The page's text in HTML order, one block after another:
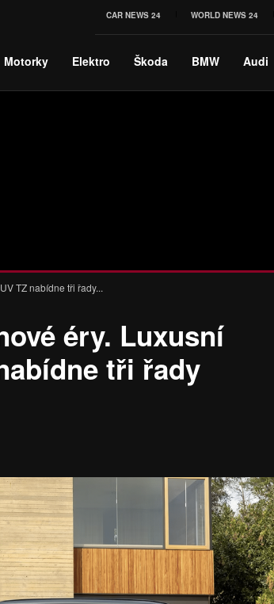
CAR NEWS 24 WORLD NEWS 24
Motorky Elektro Škoda BMW Audi
TZ nabídne tři řady...
éry. Luxusní
tři řady